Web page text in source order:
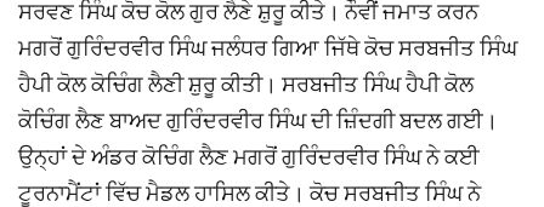
ਸਰਵਣ ਸਿੰਘ ਕੋਚ ਕੋਲ ਗੁਰ ਲੈਣੇ ਸ਼ੁਰੂ ਕੀਤੇ। ਨੌਵੀਂ ਜਮਾਤ ਕਰਨ
ਮਗਰੋਂ ਗੁਰਿੰਦਰਵੀਰ ਸਿੰਘ ਜਲੰਧਰ ਗਿਆ ਜਿੱਥੇ ਕੋਚ ਸਰਬਜੀਤ ਸਿੰਘ
ਹੈਪੀ ਕੋਲ ਕੋਚਿੰਗ ਲੈਣੀ ਸ਼ੁਰੂ ਕੀਤੀ। ਸਰਬਜੀਤ ਸਿੰਘ ਹੈਪੀ ਕੋਲ
ਕੋਚਿੰਗ ਲੈਣ ਬਾਅਦ ਗੁਰਿੰਦਰਵੀਰ ਸਿੰਘ ਦੀ ਜ਼ਿੰਦਗੀ ਬਦਲ ਗਈ।
ਉਨ੍ਹਾਂ ਦੇ ਅੰਡਰ ਕੋਚਿੰਗ ਲੈਣ ਮਗਰੋਂ ਗੁਰਿੰਦਰਵੀਰ ਸਿੰਘ ਨੇ ਕਈ
ਟੂਰਨਾਮੈਂਟਾਂ ਵਿੱਚ ਮੈਡਲ ਹਾਸਿਲ ਕੀਤੇ। ਕੋਚ ਸਰਬਜੀਤ ਸਿੰਘ ਨੇ